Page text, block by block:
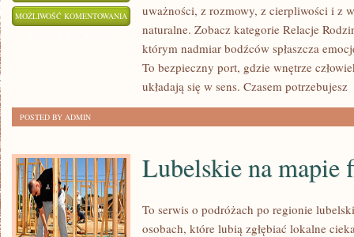
MOŻLIWOŚĆ KOMENTOWANIA ZAUFANIE
uważności, z rozmowy, z cierpliwości i z
naturalne. Zobacz kategorie Relacje
którym nadmiar bodźców spłaszcza
To bezpieczny port, gdzie wnętrze
układają się w sens. Czasem potrzebujesz
POSTED BY ADMIN
Lubelskie na mapie
To serwis o podróżach po regionie
osobach, które lubią zgłębiać lokalne